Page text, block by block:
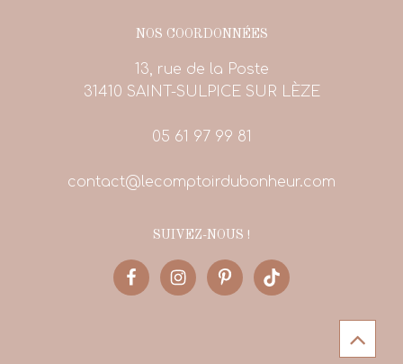
NOS COORDONNÉES
13, rue de la Poste
31410 SAINT-SULPICE SUR LÈZE
05 61 97 99 81
contact@lecomptoirdubonheur.com
SUIVEZ-NOUS !